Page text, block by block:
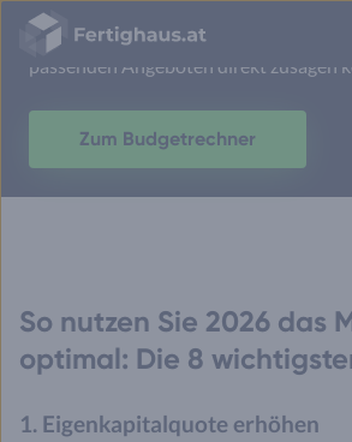
Fertighaus
Logo
Budget und finanziellen Spielraum,
passenden Angeboten direkt zusagen
Zum Budgetrechner
So nutzen Sie 2026 das
optimal: Die 8
1. Eigenkapitalquote erhöhen